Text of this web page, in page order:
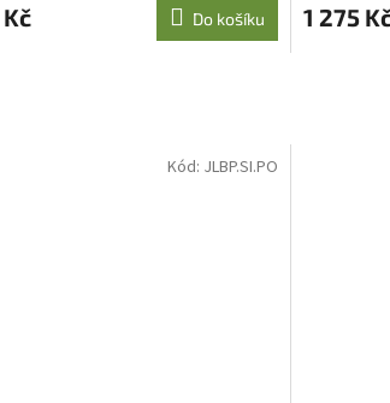
Do košíku 1 275
Kód: JLBP.SI.PO